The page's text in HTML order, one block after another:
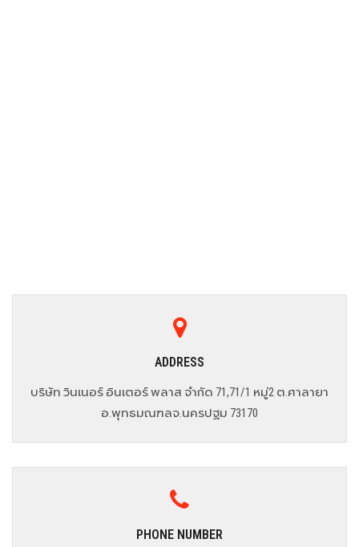
ADDRESS
บริษัท วินเนอร์ อินเตอร์ พลาส จำกัด 71,71/1 หมู่2 ต.ศาลายา
อ.พุทธมณฑลจ.นครปฐม 73170
PHONE NUMBER